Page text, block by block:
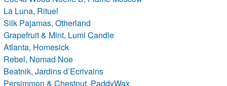
La Luna, Rituel
Silk Pajamas, Otherland
Grapefruit & Mint, Lumi Candle
Atlanta, Homesick
Rebel, Nomad Noe
Beatnik, Jardins d’Ecrivains
Persimmon & Chestnut, PaddyWax